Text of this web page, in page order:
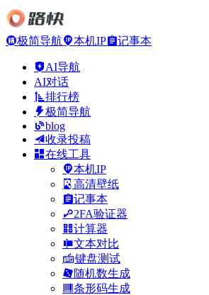
极简导航 本机IP 记事本
AI导航
AI对话
排行榜
极简导航
blog
收录投稿
在线工具
本机IP
高清壁纸
记事本
2FA验证器
计算器
文本对比
键盘测试
随机数生成
条形码生成